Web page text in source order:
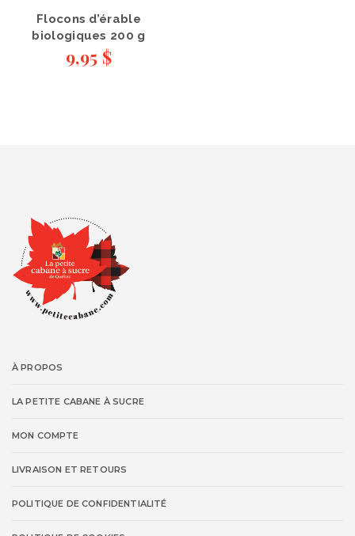
Flocons d’érable
biologiques 200 g
9,95 $
À PROPOS
LA PETITE CABANE À SUCRE
MON COMPTE
LIVRAISON ET RETOURS
POLITIQUE DE CONFIDENTIALITÉ